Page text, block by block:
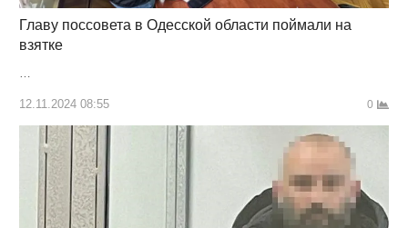
Главу поссовета в Одесской области поймали на
взятке
…
12.11.2024 08:55 0